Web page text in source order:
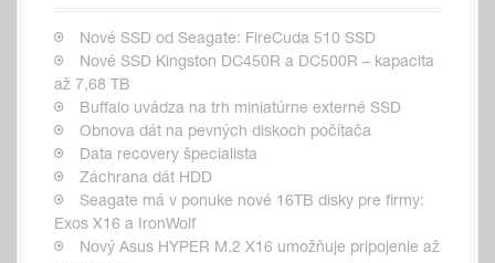
Nové SSD od Seagate: FireCuda 510 SSD
Nové SSD Kingston DC450R a DC500R – kapacita
až 7,68 TB
Buffalo uvádza na trh miniatúrne externé SSD
Obnova dát na pevných diskoch počítača
Data recovery špecialista
Záchrana dát HDD
Seagate má v ponuke nové 16TB disky pre firmy:
Exos X16 a IronWolf
Nový Asus HYPER M.2 X16 umožňuje pripojenie až